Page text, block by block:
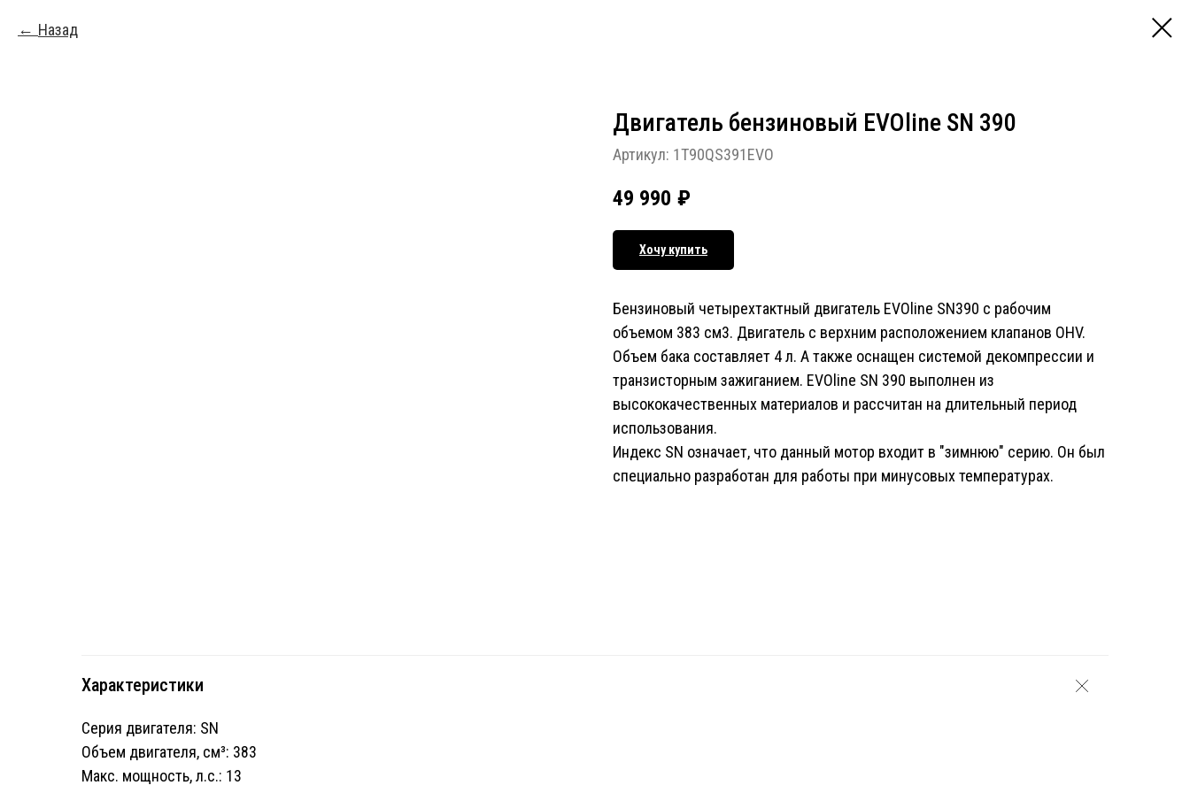
Назад
Двигатель бензиновый EVOline SN 390
Артикул: 1T90QS391EVO
49 990 ₽
Хочу купить
Бензиновый четырехтактный двигатель EVOline SN390 с рабочим
объемом 383 см3. Двигатель с верхним расположением клапанов OHV.
Объем бака составляет 4 л. А также оснащен системой декомпрессии и
транзисторным зажиганием. EVOline SN 390 выполнен из
высококачественных материалов и рассчитан на длительный период
использования.
Индекс SN означает, что данный мотор входит в "зимнюю" серию. Он был
специально разработан для работы при минусовых температурах.
Характеристики
Серия двигателя: SN
Объем двигателя, cм³: 383
Макс. мощность, л.с.: 13